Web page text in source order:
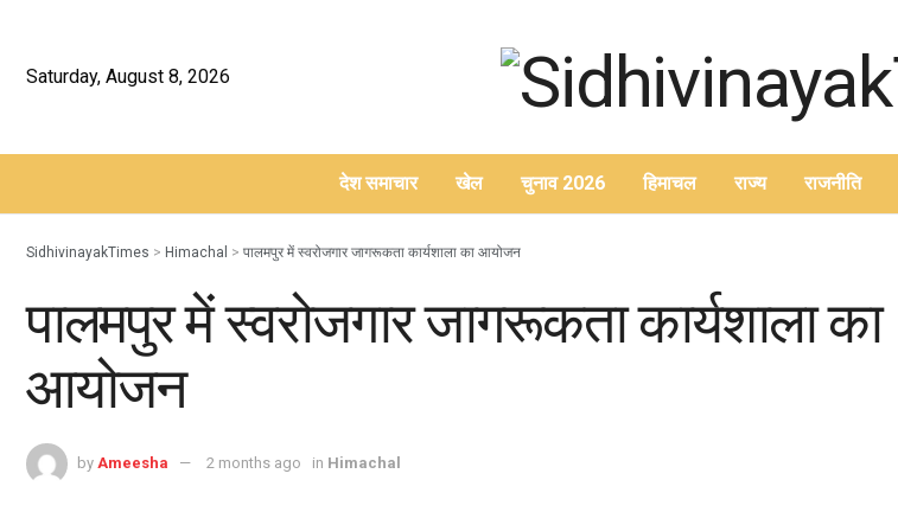
Saturday, August 8, 2026
देश समाचार खेल चुनाव 2026 हिमाचल राज्य राजनीति
SidhivinayakTimes > Himachal > पालमपुर में स्वरोजगार जागरूकता कार्यशाला का आयोजन
पालमपुर में स्वरोजगार जागरूकता कार्यशाला का
आयोजन
by Ameesha 2 months ago in Himachal